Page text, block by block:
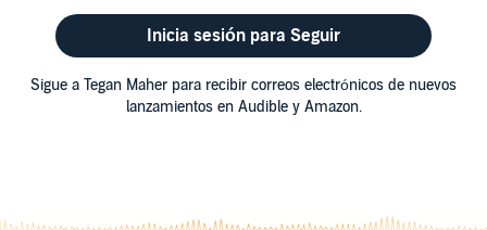
Inicia sesión para Seguir
Sigue a Tegan Maher para recibir correos electrónicos de nuevos
lanzamientos en Audible y Amazon.